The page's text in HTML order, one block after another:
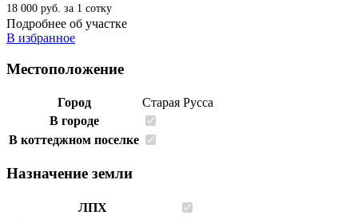
18 000 руб. за 1 сотку
Подробнее об участке
В избранное
Местоположение
Город
Старая Русса
В городе
В коттеджном поселке
Назначение земли
ЛПХ